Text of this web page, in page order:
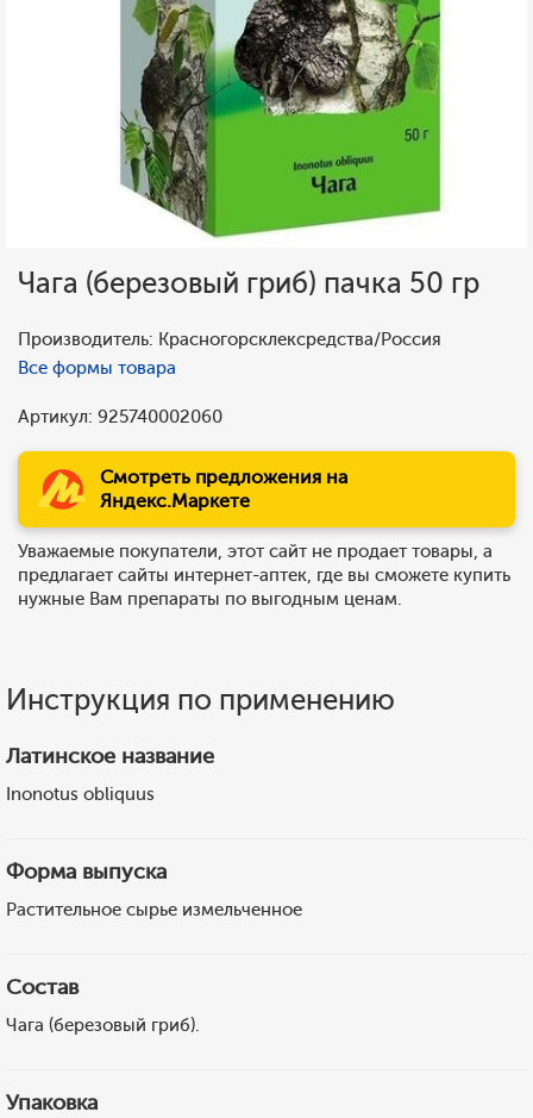
Чага (березовый гриб) пачка 50 гр
Производитель: Красногорсклексредства/Россия
Все формы товара
Артикул: 925740002060
Смотреть предложения на
Яндекс.Маркете
Уважаемые покупатели, этот сайт не продает товары, а
предлагает сайты интернет-аптек, где вы сможете купить
нужные Вам препараты по выгодным ценам.
Инструкция по применению
Латинское название
Inonotus obliquus
Форма выпуска
Растительное сырье измельченное
Состав
Чага (березовый гриб).
Упаковка